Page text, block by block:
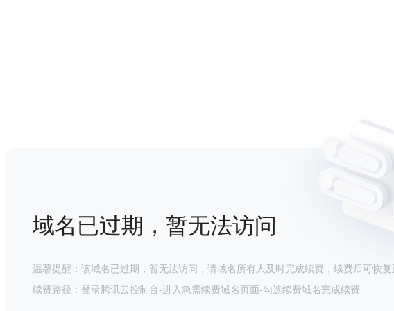
域名已过期，暂无法访问
温馨提醒：该域名已过期，暂无法访问，请域名所有人及时完成续费，续费后可恢复
续费路径：登录腾讯云控制台-进入急需续费域名页面-勾选续费域名完成续费